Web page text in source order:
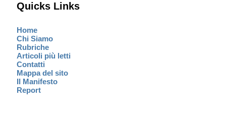
Quicks Links
Home
Chi Siamo
Rubriche
Articoli più letti
Contatti
Mappa del sito
Il Manifesto
Report